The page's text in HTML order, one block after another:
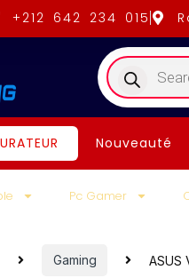
+212 642 234 015
Nouveauté
Pc Gamer
Gaming ASUS